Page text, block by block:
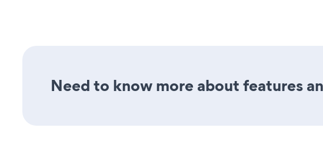
Need to know more about features